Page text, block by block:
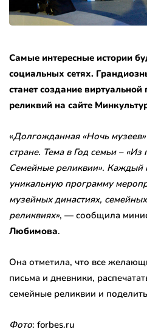
Самые интересные истории
социальных сетях.
станет создание
реликвий на сайте
«Долгожданная «Ночь
стране. Тема в Год семьи –
Семейные реликвии». Каждый
уникальную программу
музейных династиях,
реликвиях», — сообщила
Любимова.
Она отметила, что все
письма и дневники,
семейные реликвии и
Фото: forbes.ru